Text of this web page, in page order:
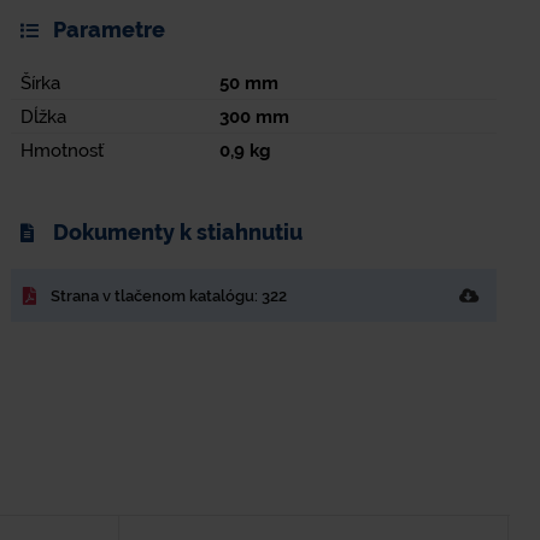
Parametre
Šírka 50 mm
Dĺžka
300 mm
Hmotnosť
0,9 kg
Dokumenty k stiahnutiu
Strana v tlačenom katalógu: 322